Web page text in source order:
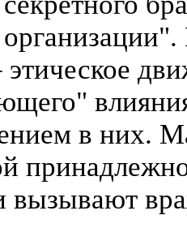
в них.
вызывают